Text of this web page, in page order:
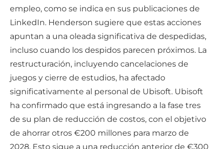
empleo, como se indica en sus publicaciones de
LinkedIn. Henderson sugiere que estas acciones
apuntan a una oleada significativa de despedidas,
incluso cuando los despidos parecen próximos. La
restructuración, incluyendo cancelaciones de
juegos y cierre de estudios, ha afectado
significativamente al personal de Ubisoft. Ubisoft
ha confirmado que está ingresando a la fase tres
de su plan de reducción de costos, con el objetivo
de ahorrar otros €200 millones para marzo de
2028. Esto sigue a una reducción anterior de €300